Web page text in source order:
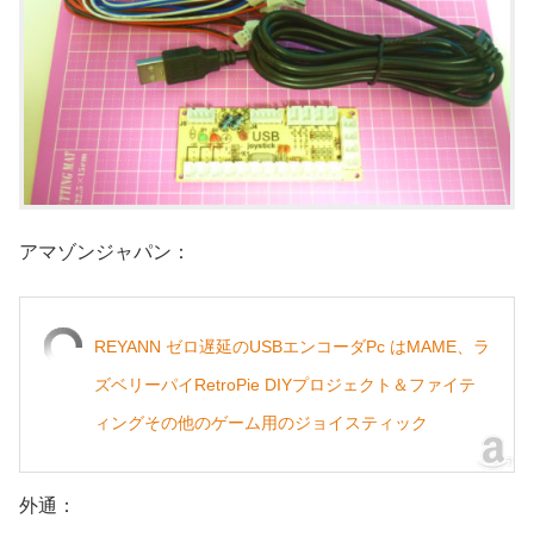
アマゾンジャパン：
REYANN ゼロ遅延のUSBエンコーダPc はMAME、ラ
ズベリーパイRetroPie DIYプロジェクト＆ファイテ
ィングその他のゲーム用のジョイスティック
外通：